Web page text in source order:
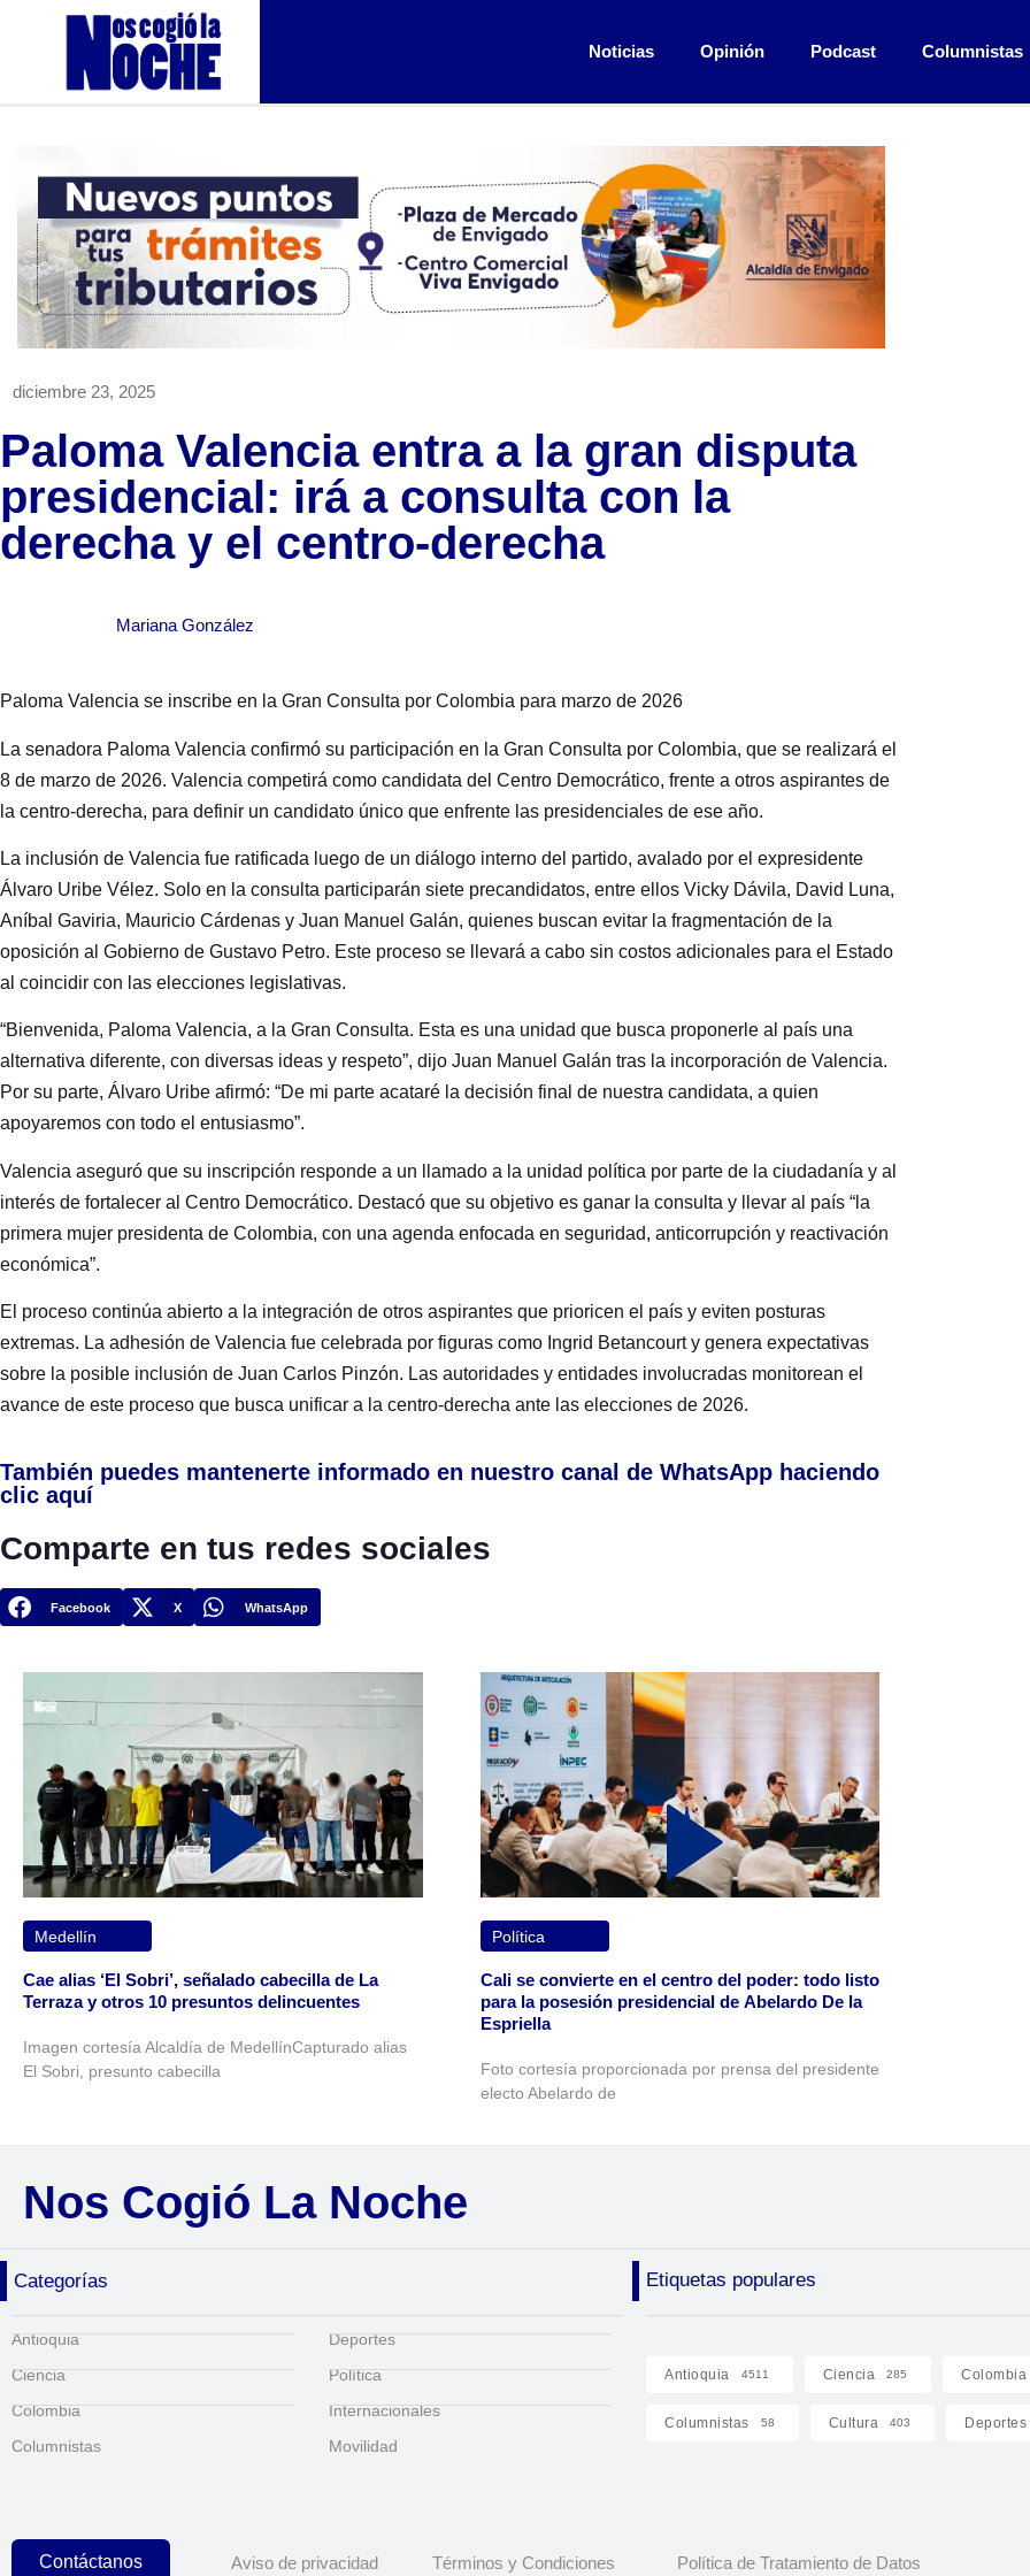
Noticias Opinión Podcast Columnistas
diciembre 23, 2025
Paloma Valencia entra a la gran disputa
presidencial: irá a consulta con la
derecha y el centro-derecha
Mariana González
Paloma Valencia se inscribe en la Gran Consulta por Colombia para marzo de 2026
La senadora Paloma Valencia confirmó su participación en la Gran Consulta por Colombia, que se realizará el
8 de marzo de 2026. Valencia competirá como candidata del Centro Democrático, frente a otros aspirantes de
la centro-derecha, para definir un candidato único que enfrente las presidenciales de ese año.
La inclusión de Valencia fue ratificada luego de un diálogo interno del partido, avalado por el expresidente
Álvaro Uribe Vélez. Solo en la consulta participarán siete precandidatos, entre ellos Vicky Dávila, David Luna,
Aníbal Gaviria, Mauricio Cárdenas y Juan Manuel Galán, quienes buscan evitar la fragmentación de la
oposición al Gobierno de Gustavo Petro. Este proceso se llevará a cabo sin costos adicionales para el Estado
al coincidir con las elecciones legislativas.
“Bienvenida, Paloma Valencia, a la Gran Consulta. Esta es una unidad que busca proponerle al país una
alternativa diferente, con diversas ideas y respeto”, dijo Juan Manuel Galán tras la incorporación de Valencia.
Por su parte, Álvaro Uribe afirmó: “De mi parte acataré la decisión final de nuestra candidata, a quien
apoyaremos con todo el entusiasmo”.
Valencia aseguró que su inscripción responde a un llamado a la unidad política por parte de la ciudadanía y al
interés de fortalecer al Centro Democrático. Destacó que su objetivo es ganar la consulta y llevar al país “la
primera mujer presidenta de Colombia, con una agenda enfocada en seguridad, anticorrupción y reactivación
económica”.
El proceso continúa abierto a la integración de otros aspirantes que prioricen el país y eviten posturas
extremas. La adhesión de Valencia fue celebrada por figuras como Ingrid Betancourt y genera expectativas
sobre la posible inclusión de Juan Carlos Pinzón. Las autoridades y entidades involucradas monitorean el
avance de este proceso que busca unificar a la centro-derecha ante las elecciones de 2026.
También puedes mantenerte informado en nuestro canal de WhatsApp haciendo
clic aquí
Comparte en tus redes sociales
Facebook X WhatsApp
Medellín
Cae alias ‘El Sobri’, señalado cabecilla de La
Terraza y otros 10 presuntos delincuentes
Imagen cortesía Alcaldía de MedellínCapturado alias
El Sobri, presunto cabecilla
Política
Cali se convierte en el centro del poder: todo listo
para la posesión presidencial de Abelardo De la
Espriella
Foto cortesía proporcionada por prensa del presidente
electo Abelardo de
Nos Cogió La Noche
Categorías Etiquetas populares
Antioquia
Ciencia
Colombia
Columnistas
Deportes
Política
Internacionales
Movilidad
Antioquia 4511 Ciencia 285 Colombia
Columnistas 58 Cultura 403 Deportes
Contáctanos Aviso de privacidad Términos y Condiciones Política de Tratamiento de Datos